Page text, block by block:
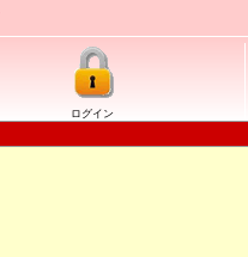
ログイン